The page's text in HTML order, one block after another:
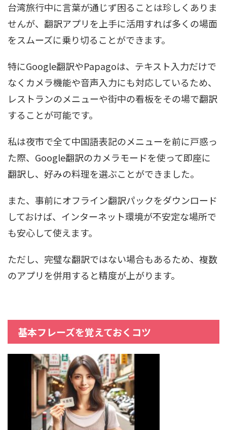
台湾旅行中に言葉が通じず困ることは珍しくありま
せんが、翻訳アプリを上手に活用すれば多くの場面
をスムーズに乗り切ることができます。
特にGoogle翻訳やPapagoは、テキスト入力だけで
なくカメラ機能や音声入力にも対応しているため、
レストランのメニューや街中の看板をその場で翻訳
することが可能です。
私は夜市で全て中国語表記のメニューを前に戸惑っ
た際、Google翻訳のカメラモードを使って即座に
翻訳し、好みの料理を選ぶことができました。
また、事前にオフライン翻訳パックをダウンロード
しておけば、インターネット環境が不安定な場所で
も安心して使えます。
ただし、完璧な翻訳ではない場合もあるため、複数
のアプリを併用すると精度が上がります。
基本フレーズを覚えておくコツ